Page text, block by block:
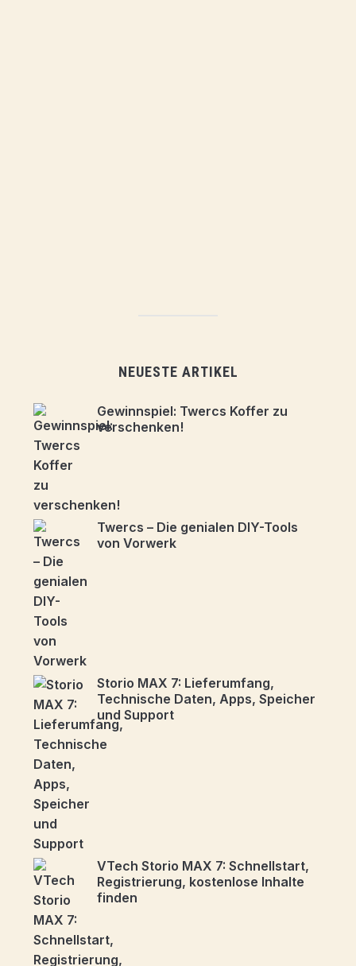
NEUESTE ARTIKEL
Gewinnspiel: Twercs Koffer zu
verschenken!
Twercs – Die genialen DIY-Tools
von Vorwerk
Storio MAX 7: Lieferumfang,
Technische Daten, Apps, Speicher
und Support
VTech Storio MAX 7: Schnellstart,
Registrierung, kostenlose Inhalte
finden